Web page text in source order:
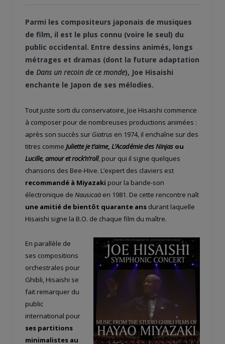
Parmi les compositeurs japonais de musiques
de film, il est le plus connu (voire le seul) du
public occidental. Entre dessins animés, longs
métrages et dramas (dont la future adaptation
de Dans un recoin de ce monde), Joe Hisaishi
enchante le Japon de ses mélodies.
Tout juste sorti du conservatoire, Joe Hisaishi commence
à composer pour de nombreuses productions animées :
après son succès sur Giatrus en 1974, il enchaîne sur des
titres comme Juliette je t’aime, L’Académie des Ninjas ou
Lucille, amour et rock’n’roll, pour qui il signe quelques
chansons des Bee-Hive. L’expert des claviers est
recommandé à Miyazaki pour la bande-son
électronique de Nausicaä en 1981. De cette rencontre naît
une amitié de bientôt quarante ans durant laquelle
Hisaishi signe la B.O. de chaque film du maître.
En parallèle de
ses compositions
orchestrales pour
Ghibli, Hisaishi se
fait remarquer du
public
international pour
ses partitions
minimalistes au